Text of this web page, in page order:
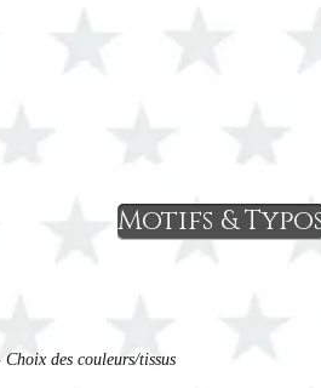
des couleurs/tissus
Motifs &